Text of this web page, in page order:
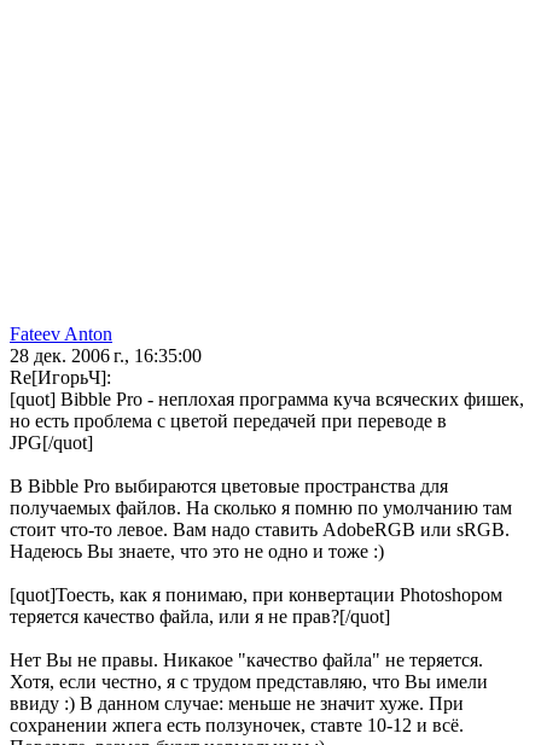
Fateev Anton
28 дек. 2006 г., 16:35:00
Re[ИгорьЧ]:
[quot] Bibble Pro - неплохая программа куча всяческих фишек,
но есть проблема с цветой передачей при переводе в
JPG[/quot]
В Bibble Pro выбираются цветовые пространства для
получаемых файлов. На сколько я помню по умолчанию там
стоит что-то левое. Вам надо ставить AdobeRGB или sRGB.
Надеюсь Вы знаете, что это не одно и тоже :)
[quot]Тоесть, как я понимаю, при конвертации Photoshopом
теряется качество файла, или я не прав?[/quot]
Нет Вы не правы. Никакое "качество файла" не теряется.
Хотя, если честно, я с трудом представляю, что Вы имели
ввиду :) В данном случае: меньше не значит хуже. При
сохранении жпега есть ползуночек, ставте 10-12 и всё.